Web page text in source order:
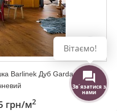
Barlinek Дуб Garda Medio
грн/м2
Зв´язатися з
нами
Вітаємо!